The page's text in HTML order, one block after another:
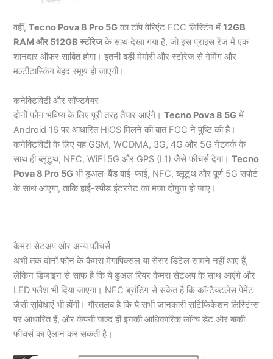
वहीं,Tecno Pova 8 Pro 5G का टॉप वेरिएंट FCC लिस्टिंग में12GB
RAM और 512GB स्टोरेजके साथ देखा गया है, जो इस प्राइस रेंज में एक
शानदार ऑफर साबित होगा। इतनी बड़ी मेमोरी और स्टोरेज से गेमिंग और
मल्टीटास्किंग बेहद स्मूथ हो जाएगी।
कनेक्टिविटी और सॉफ्टवेयर
दोनों फोन भविष्य के लिए पूरी तरह तैयार आएंगे।Tecno Pova 8 5G में
Android 16 पर आधारित HiOS मिलने की बात FCC ने पुष्टि की है।
कनेक्टिविटी के लिए यह GSM, WCDMA, 3G, 4G और 5G नेटवर्क के
साथ ही ब्लूटूथ, NFC, WiFi 5G और GPS (L1) जैसे फीचर्स देगा।Tecno
Pova 8 Pro 5G भी डुअल-बैंड वाई-फाई, NFC, ब्लूटूथ और पूर्ण 5G सपोर्ट
के साथ आएगा, ताकि हाई-स्पीड इंटरनेट का मजा दोगुना हो जाए।
कैमरा सेटअप और अन्य फीचर्स
अभी तक दोनों फोन के कैमरा मेगापिक्सल या सेंसर डिटेल सामने नहीं आए हैं,
लेकिन डिजाइन से साफ है कि ये डुअल रियर कैमरा सेटअप के साथ आएंगे और
LED फ्लैश भी दिया जाएगा। NFC ब्रांडिंग से संकेत है कि कॉन्टैक्टलेस पेमेंट
जैसी सुविधाएं भी होंगी। गौरतलब है कि ये सभी जानकारी सर्टिफिकेशन लिस्टिंग्स
पर आधारित हैं, और कंपनी जल्द ही इनकी आधिकारिक लॉन्च डेट और बाकी
फीचर्स का ऐलान कर सकती है।